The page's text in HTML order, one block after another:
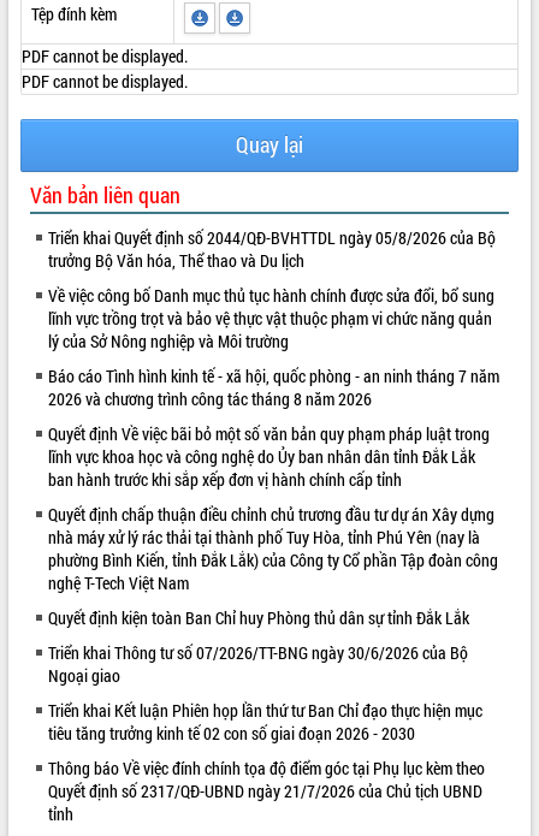
VIDEO
Loading the player...
Khám bệnh, cấp phát thuốc miễn phí
và tặng quà người dân xã Cư Pui
Hội nghị UBND tỉnh Đắk Lắk thường kỳ
Lễ truy tặng danh hiệu “Bà Mẹ Việt
Nam Anh hùng” và trao Huân chương
Lao động
vụ 6 tháng cuối năm 2026
Kỳ họp thứ Hai, Hội đồng nhân dân
tỉnh khóa XI quyết nghị nhiều nội dung
quan trọng
Bí thư Tỉnh ủy Lương Nguyễn Minh
Triết thăm, tặng quà người có công với
cách mạng
Rà soát, hoàn thiện hệ thống thiết chế
ALBUM ẢNH
Tệp đính kèm
PDF cannot be displayed.
PDF cannot be displayed.
Quay lại
Văn bản liên quan
Triển khai Quyết định số 2044/QĐ-BVHTTDL ngày 05/8/2026 của Bộ
trưởng Bộ Văn hóa, Thể thao và Du lịch
Về việc công bố Danh mục thủ tục hành chính được sửa đổi, bổ sung
lĩnh vực trồng trọt và bảo vệ thực vật thuộc phạm vi chức năng quản
lý của Sở Nông nghiệp và Môi trường
Báo cáo Tình hình kinh tế - xã hội, quốc phòng - an ninh tháng 7 năm
2026 và chương trình công tác tháng 8 năm 2026
Quyết định Về việc bãi bỏ một số văn bản quy phạm pháp luật trong
lĩnh vực khoa học và công nghệ do Ủy ban nhân dân tỉnh Đắk Lắk
ban hành trước khi sắp xếp đơn vị hành chính cấp tỉnh
Quyết định chấp thuận điều chỉnh chủ trương đầu tư dự án Xây dựng
nhà máy xử lý rác thải tại thành phố Tuy Hòa, tỉnh Phú Yên (nay là
phường Bình Kiến, tỉnh Đắk Lắk) của Công ty Cổ phần Tập đoàn công
nghệ T-Tech Việt Nam
Quyết định kiện toàn Ban Chỉ huy Phòng thủ dân sự tỉnh Đắk Lắk
Triển khai Thông tư số 07/2026/TT-BNG ngày 30/6/2026 của Bộ
Ngoại giao
Triển khai Kết luận Phiên họp lần thứ tư Ban Chỉ đạo thực hiện mục
tiêu tăng trưởng kinh tế 02 con số giai đoạn 2026 - 2030
Thông báo Về việc đính chính tọa độ điểm góc tại Phụ lục kèm theo
Quyết định số 2317/QĐ-UBND ngày 21/7/2026 của Chủ tịch UBND
tỉnh